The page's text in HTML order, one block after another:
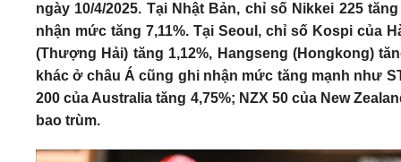
ngày 10/4/2025. Tại Nhật Bản, chỉ số Nikkei 225
nhận mức tăng 7,11%. Tại Seoul, chỉ số Kospi của
(Thượng Hải) tăng 1,12%, Hangseng (Hongkong)
khác ở châu Á cũng ghi nhận mức tăng mạnh như
200 của Australia tăng 4,75%; NZX 50 của New
bao trùm.